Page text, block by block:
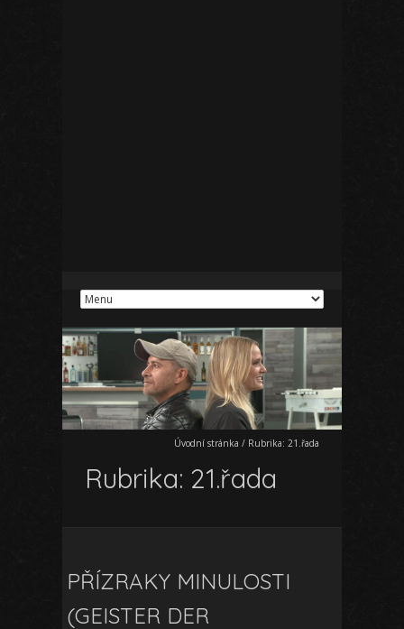
Úvodní stránka / Rubrika: 21.řada
Rubrika: 21.řada
PŘÍZRAKY MINULOSTI
(GEISTER DER